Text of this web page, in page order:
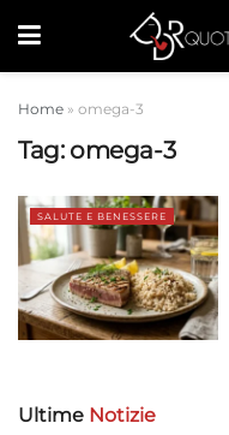
Home » omega-3
Tag: omega-3
SALUTE E BENESSERE
Ultime Notizie